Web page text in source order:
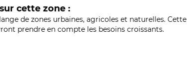
cette zone :
de zones urbaines, agricoles et naturelles. Cette
prendre en compte les besoins croissants.